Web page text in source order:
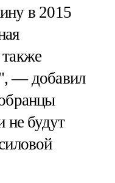
в 2015
— добавил
не будут